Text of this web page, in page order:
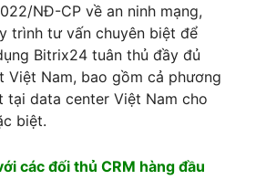
NĐ-CP về an ninh mạng,
trình tư vấn chuyên biệt để
Bitrix24 tuân thủ đầy đủ
Việt Nam, bao gồm cả phương
tại data center Việt Nam cho
biệt.
các đối thủ CRM hàng đầu